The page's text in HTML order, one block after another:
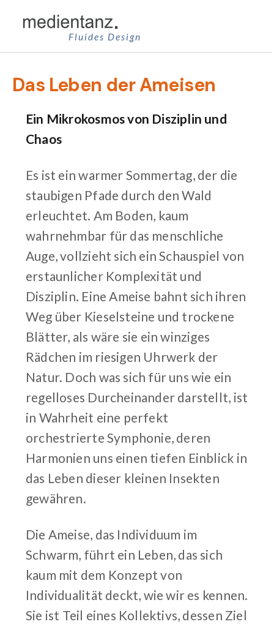
Inhalt
springen
Fluides Design
Das Leben der Ameisen
Ein Mikrokosmos von Disziplin und
Chaos
Es ist ein warmer Sommertag, der die
staubigen Pfade durch den Wald
erleuchtet. Am Boden, kaum
wahrnehmbar für das menschliche
Auge, vollzieht sich ein Schauspiel von
erstaunlicher Komplexität und
Disziplin. Eine Ameise bahnt sich ihren
Weg über Kieselsteine und trockene
Blätter, als wäre sie ein winziges
Rädchen im riesigen Uhrwerk der
Natur. Doch was sich für uns wie ein
regelloses Durcheinander darstellt, ist
in Wahrheit eine perfekt
orchestrierte Symphonie, deren
Harmonien uns einen tiefen Einblick in
das Leben dieser kleinen Insekten
gewähren.
Die Ameise, das Individuum im
Schwarm, führt ein Leben, das sich
kaum mit dem Konzept von
Individualität deckt, wie wir es kennen.
Sie ist Teil eines Kollektivs, dessen Ziel